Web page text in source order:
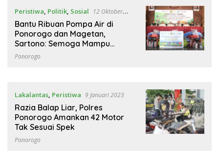
Peristiwa, Politik, Sosial
12 Oktober
2023
Bantu Ribuan Pompa Air di
Ponorogo dan Magetan,
Sartono: Semoga Mampu
Memajukan Para Petani
Ponorogo
Lakalantas, Peristiwa 9 Januari 2023
Razia Balap Liar, Polres
Ponorogo Amankan 42 Motor
Tak Sesuai Spek
Ponorogo